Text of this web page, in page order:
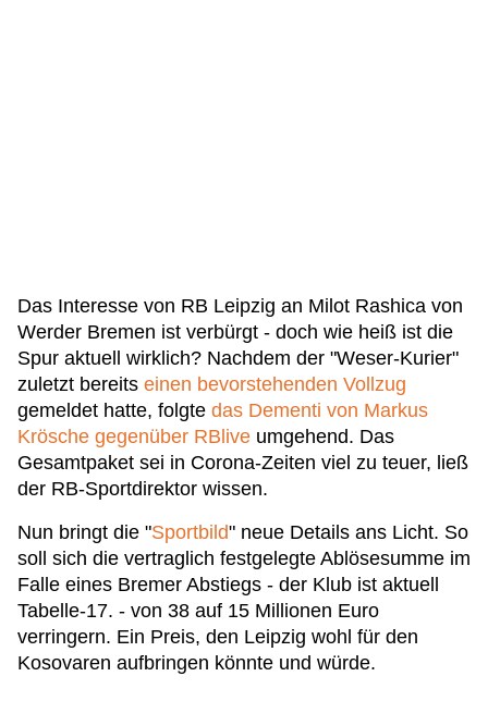
Das Interesse von RB Leipzig an Milot Rashica von
Werder Bremen ist verbürgt - doch wie heiß ist die
Spur aktuell wirklich? Nachdem der "Weser-Kurier"
zuletzt bereits einen bevorstehenden Vollzug
gemeldet hatte, folgte das Dementi von Markus
Krösche gegenüber RBlive umgehend. Das
Gesamtpaket sei in Corona-Zeiten viel zu teuer, ließ
der RB-Sportdirektor wissen.
Nun bringt die "Sportbild" neue Details ans Licht. So
soll sich die vertraglich festgelegte Ablösesumme im
Falle eines Bremer Abstiegs - der Klub ist aktuell
Tabelle-17. - von 38 auf 15 Millionen Euro
verringern. Ein Preis, den Leipzig wohl für den
Kosovaren aufbringen könnte und würde.